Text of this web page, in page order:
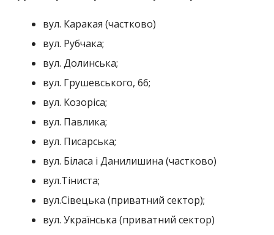
вул. Каракая (частково)
вул. Рубчака;
вул. Долинська;
вул. Грушевського, 66;
вул. Козоріса;
вул. Павлика;
вул. Писарська;
вул. Біласа і Данилишина (частково)
вул.Тіниста;
вул.Сівецька (приватний сектор);
вул. Українська (приватний сектор)